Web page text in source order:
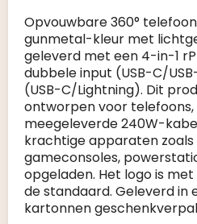
Opvouwbare 360°
gunmetal-kleur met
geleverd met een 4-in-1
dubbele input (USB-C/
(USB-C/Lightning). Dit
ontworpen voor telefoons,
meegeleverde 240W-
krachtige apparaten
gameconsoles,
opgeladen. Het logo is
de standaard. Geleverd in
kartonnen